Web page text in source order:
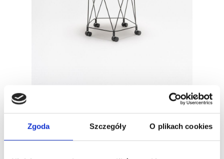
Zgoda Szczegóły O plikach cookies